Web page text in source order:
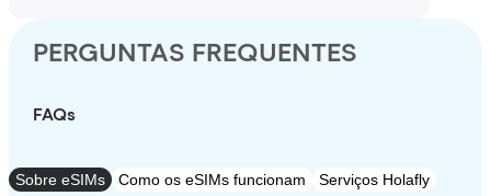
PERGUNTAS FREQUENTES
FAQs
Sobre eSIMs Como os eSIMs funcionam Serviços Holafly